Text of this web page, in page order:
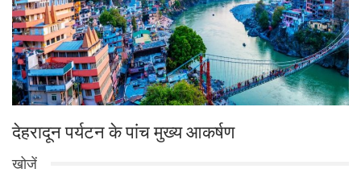
देहरादून पर्यटन के पांच मुख्य आकर्षण
खोजें